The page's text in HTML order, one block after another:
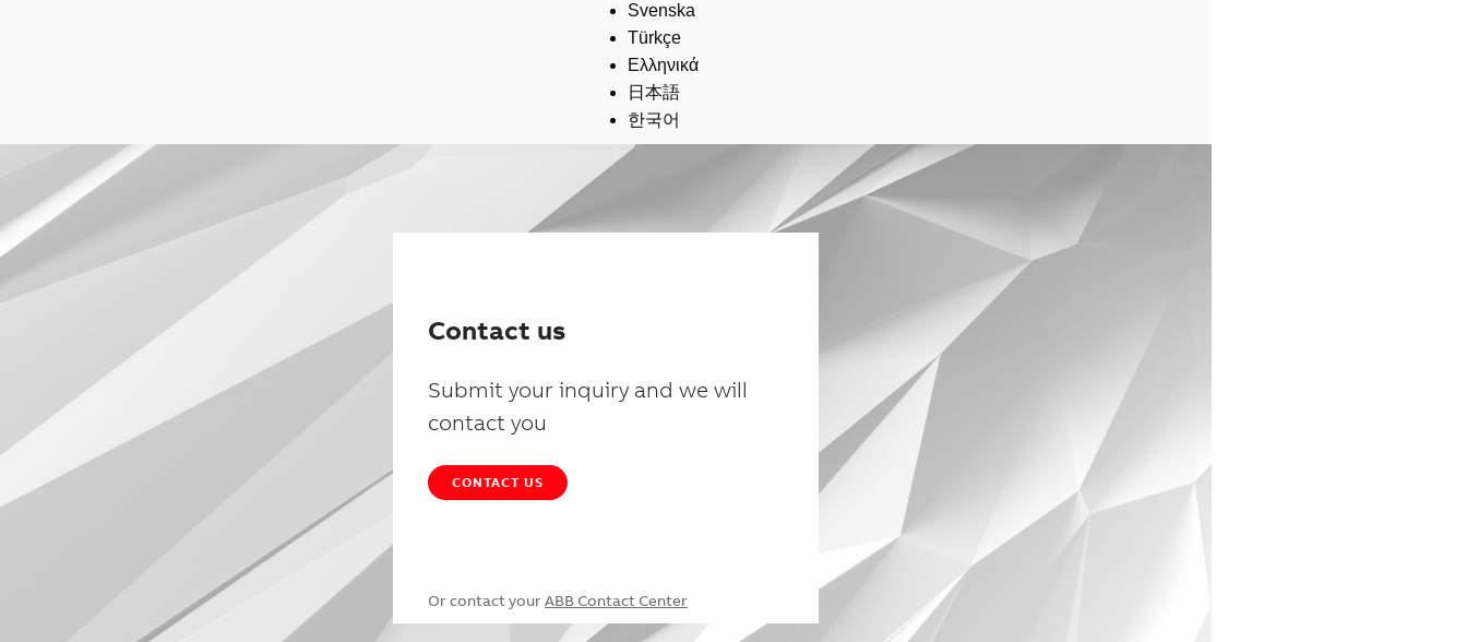
Svenska
Türkçe
Ελληνικά
日本語
한국어
Contact us
Submit your inquiry and we will
contact you
CONTACT US
Or contact your ABB Contact Center